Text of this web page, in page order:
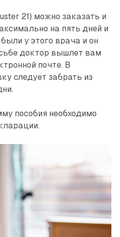
21) можно заказать и
на пять дней и
у этого врача и он
доктор вышлет вам
почте. В
следует забрать из
пособия необходимо